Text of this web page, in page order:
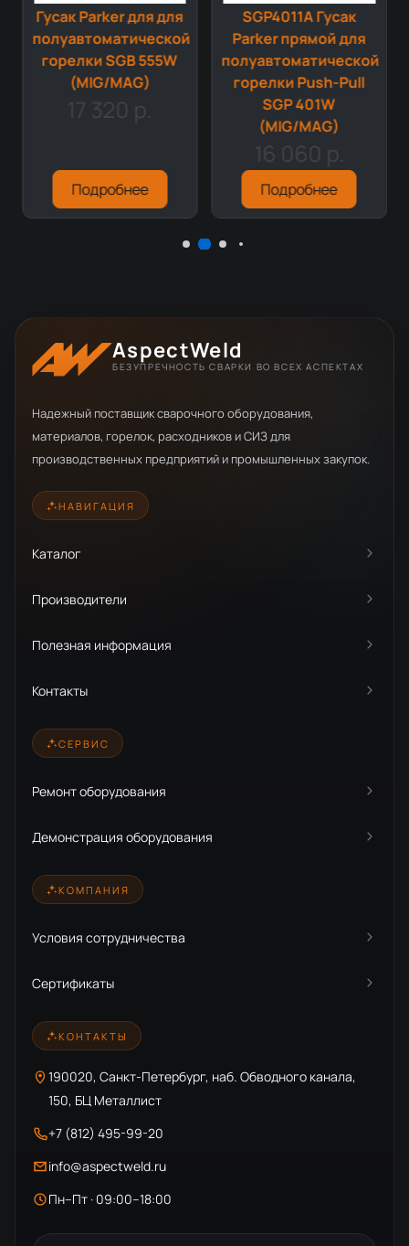
Гусак Parker для для
полуавтоматической
горелки SGB 555W
(MIG/MAG)
17 320 р.
Подробнее
SGP4011A Гусак
Parker прямой для
полуавтоматической
горелки Push-Pull
SGP 401W
(MIG/MAG)
16 060 р.
Подробнее
AspectWeld
БЕЗУПРЕЧНОСТЬ СВАРКИ ВО ВСЕХ АСПЕКТАХ
Надежный поставщик сварочного оборудования,
материалов, горелок, расходников и СИЗ для
производственных предприятий и промышленных закупок.
НАВИГАЦИЯ
Каталог
Производители
Полезная информация
Контакты
СЕРВИС
Ремонт оборудования
Демонстрация оборудования
КОМПАНИЯ
Условия сотрудничества
Сертификаты
КОНТАКТЫ
190020, Санкт-Петербург, наб. Обводного канала,
150, БЦ Металлист
+7 (812) 495-99-20
info@aspectweld.ru
Пн–Пт · 09:00–18:00